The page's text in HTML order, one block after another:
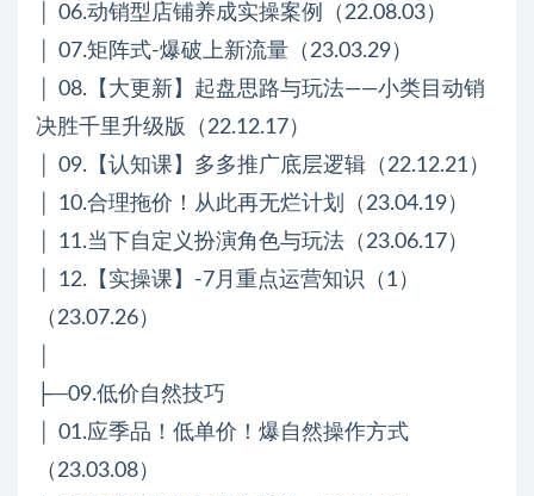
│ 06.动销型店铺养成实操案例（22.08.03）
│ 07.矩阵式-爆破上新流量（23.03.29）
│ 08.【大更新】起盘思路与玩法——小类目动销
决胜千里升级版（22.12.17）
│ 09.【认知课】多多推广底层逻辑（22.12.21）
│ 10.合理拖价！从此再无烂计划（23.04.19）
│ 11.当下自定义扮演角色与玩法（23.06.17）
│ 12.【实操课】-7月重点运营知识（1）
（23.07.26）
├─09.低价自然技巧
│ 01.应季品！低单价！爆自然操作方式
（23.03.08）